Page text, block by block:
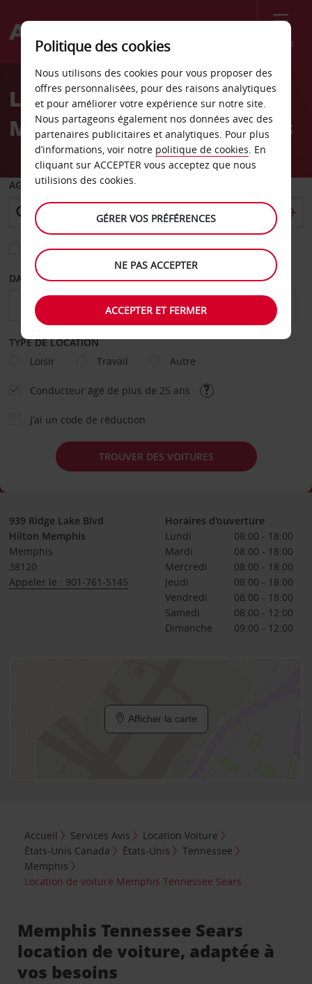
Menu
Welcome
AvisLocation de voiture
Memphis Tennessee Sears
AGENCE DE DÉPART
Sélectionnez une autre agence de retour
DATE DE DÉPART DATE DE RETOUR
TYPE DE LOCATION
Loisir
Travail Autre
Conducteur âgé de plus de 25 ans
J’ai un code de réduction
TROUVER DES VOITURES
939 Ridge Lake Blvd
Hilton Memphis
Memphis
38120
Appeler le : 901-761-5145
Horaires d'ouverture
Lundi
08:00 - 18:00
Mardi
08:00 - 18:00
Mercredi
08:00 - 18:00
Jeudi
08:00 - 18:00
Vendredi
08:00 - 18:00
Samedi
08:00 - 12:00
Dimanche
09:00 - 12:00
Afficher la carte
Accueil Services Avis
Location Voiture
États-Unis Canada
États-Unis
Tennessee
Memphis
Location de voiture Memphis Tennessee Sears
Memphis Tennessee Sears
location de voiture, adaptée à
vos besoins
Politique des cookies
Nous utilisons des cookies pour vous proposer des
offres personnalisées, pour des raisons analytiques
et pour améliorer votre expérience sur notre site.
Nous partageons également nos données avec des
partenaires publicitaires et analytiques. Pour plus
d’informations, voir notre politique de cookies. En
cliquant sur ACCEPTER vous acceptez que nous
utilisions des cookies.
GÉRER VOS PRÉFÉRENCES
NE PAS ACCEPTER
ACCEPTER ET FERMER